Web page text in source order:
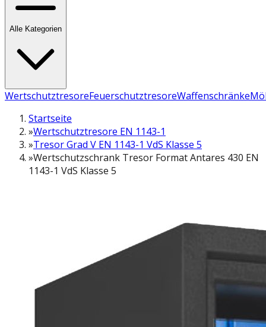
Alle Kategorien
WertschutztresoreFeuerschutztresoreWaffenschränke
Startseite
»Wertschutztresore EN 1143-1
»Tresor Grad V EN 1143-1 VdS Klasse 5
»Wertschutzschrank Tresor Format Antares 430 EN
1143-1 VdS Klasse 5